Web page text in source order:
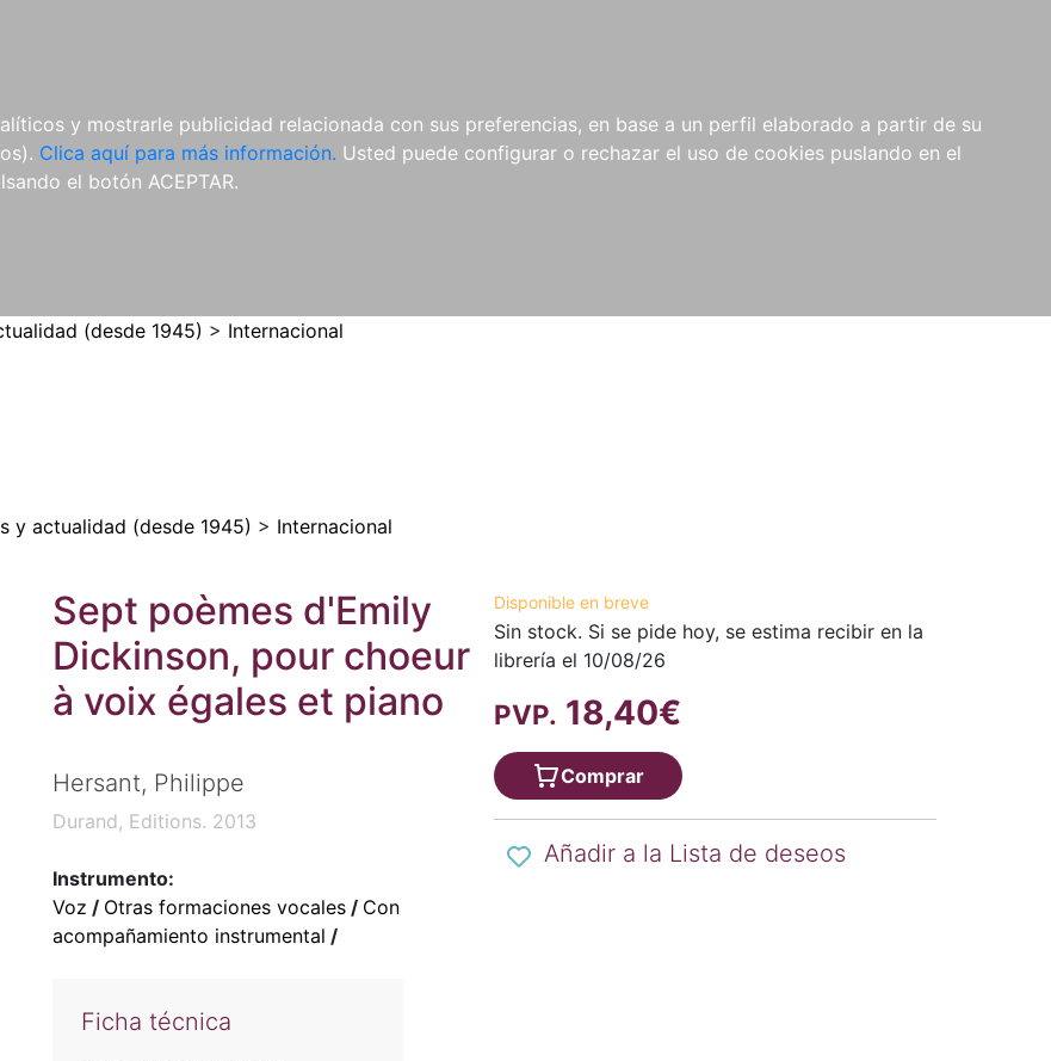
y mostrarle publicidad relacionada con sus preferencias, en base a un perfil elaborado a partir de su
Clica aquí para más información. Usted puede configurar o rechazar el uso de cookies puslando en el
el botón ACEPTAR.
REVISTAS
CDS Y
DVDS
MATERIAL
COMPLEMENTARIO
NOVEDADES NOTICIAS
COMPRAS
INSTITUCIONALES
(desde 1945) > Internacional
y actualidad (desde 1945) > Internacional
Sept poèmes d'Emily
Dickinson, pour choeur
à voix égales et piano
Hersant, Philippe
Durand, Editions. 2013
Instrumento:
Voz / Otras formaciones vocales/ Con
acompañamiento instrumental /
Ficha técnica
Disponible en breve
Sin stock. Si se pide hoy, se estima recibir en la
librería el 10/08/26
PVP. 18,40€
Comprar
Añadir a la Lista de deseos